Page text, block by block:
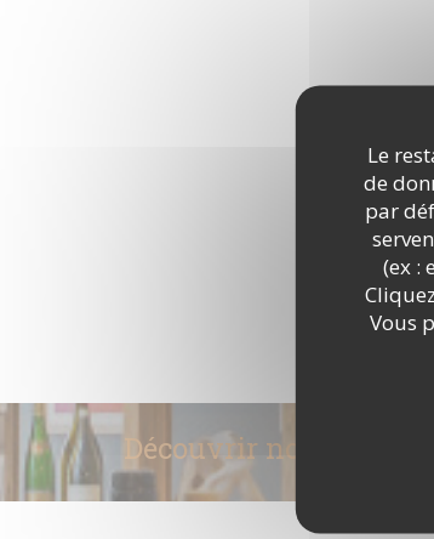
Le
de
par
(ex :
Vous
Découvrir notre carte